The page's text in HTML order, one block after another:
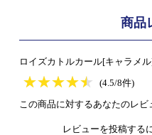
商品
ロイズカトルカール[キャラメ
★★★★★
★★★★★
(4.5/8件)
この商品に対するあなたのレビ
レビューを投稿する